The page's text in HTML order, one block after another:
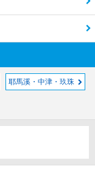
耶馬溪・中津・玖珠